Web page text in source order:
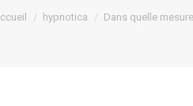
êtes ici :hypnotica Dans quelle